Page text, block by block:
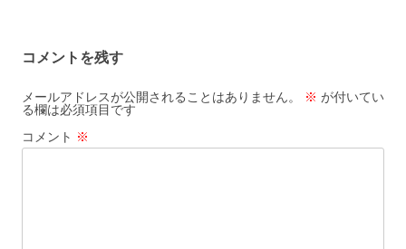
ゲ
ー
シ
ョ
コメントを残す
メールアドレスが公開されることはありません。 ※ が付いてい
る欄は必須項目です
コメント ※